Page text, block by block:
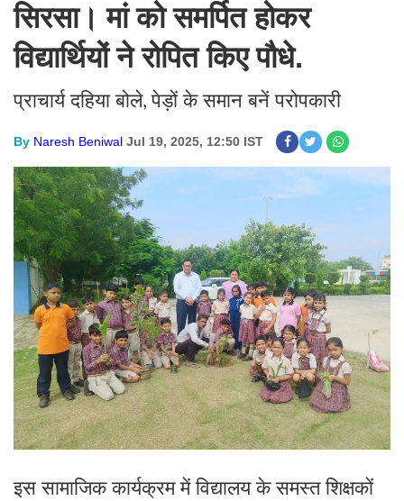
सिरसा। मां को समर्पित होकर
विद्यार्थियों ने रोपित किए पौधे.
प्राचार्य दहिया बोले,पेड़ों के समान बनें परोपकारी
By Naresh Beniwal Jul 19, 2025, 12:50 IST
इस सामाजिक कार्यक्रम में विद्यालय के समस्त शिक्षकों